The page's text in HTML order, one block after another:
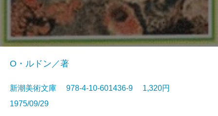
O・ルドン／著
新潮美術文庫 978-4-10-601436-9 1,320円
1975/09/29